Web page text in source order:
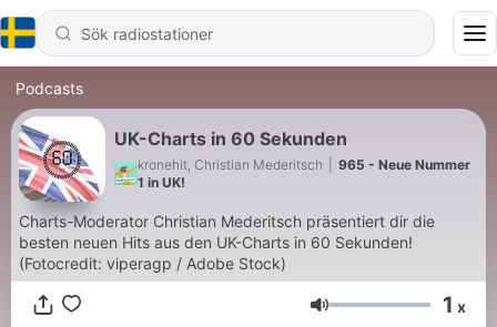
Podcasts
UK-Charts in 60 Sekunden
kronehit, Christian Mederitsch
965 - Neue Nummer
1 in UK!
Charts-Moderator Christian Mederitsch präsentiert dir die
besten neuen Hits aus den UK-Charts in 60 Sekunden!
(Fotocredit: viperagp / Adobe Stock)
Volym 1 x